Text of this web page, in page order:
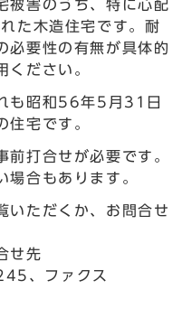
被害のうち、特に心配
た木造住宅です。耐
必要性の有無が具体的
ください。
も昭和56年5月31日
住宅です。
前打合せが必要です。
場合もあります。
いただくか、お問合せ
せ先
、ファクス